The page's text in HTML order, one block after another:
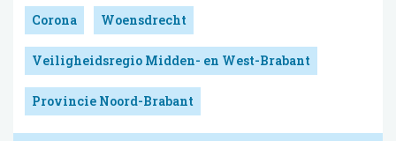
Corona Woensdrecht
Veiligheidsregio Midden- en West-Brabant
Provincie Noord-Brabant